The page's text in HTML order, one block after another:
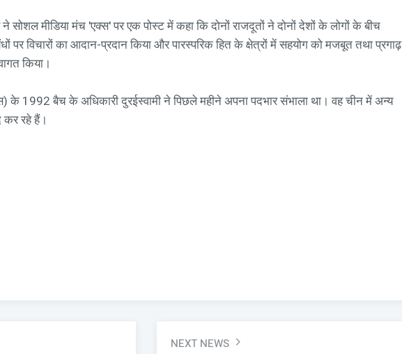
ने सोशल मीडिया मंच 'एक्स' पर एक पोस्ट में कहा कि दोनों राजदूतों ने दोनों देशों के लोगों के बीच
पर विचारों का आदान-प्रदान किया और पारस्परिक हित के क्षेत्रों में सहयोग को मजबूत तथा प्रगाढ़
किया।
के 1992 बैच के अधिकारी दुरईस्वामी ने पिछले महीने अपना पदभार संभाला था। वह चीन में अन्य
कर रहे हैं।
NEXT NEWS